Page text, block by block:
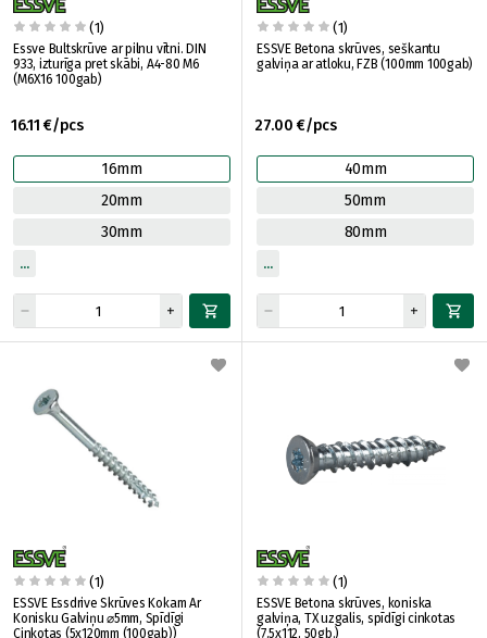
(1)
Essve Bultskrūve ar pilnu vītni. DIN
933, izturīga pret skābi, A4-80 M6
(M6X16 100gab)
16.11 €/pcs
16mm
20mm
30mm
(1)
ESSVE Betona skrūves, seškantu
galviņa ar atloku, FZB (100mm 100gab)
27.00 €/pcs
40mm
50mm
80mm
(1)
ESSVE Essdrive Skrūves Kokam Ar
Konisku Galviņu ⌀5mm, Spīdīgi
Cinkotas (5x120mm (100gab))
(1)
ESSVE Betona skrūves, koniska
galviņa, TX uzgalis, spīdīgi cinkotas
(7.5x112, 50gb.)